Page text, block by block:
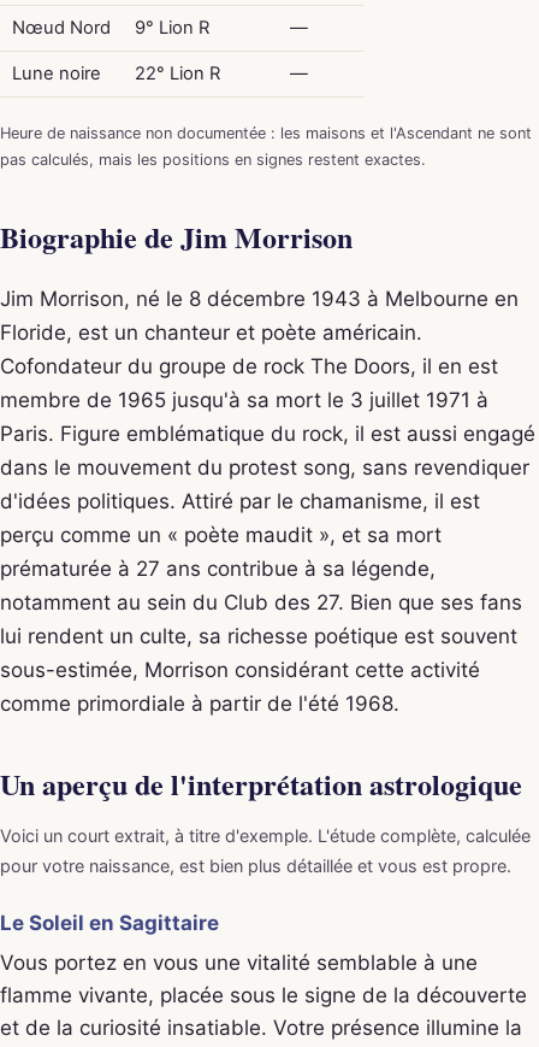
Nœud Nord 9° Lion R —
Lune noire 22° Lion R —
Heure de naissance non documentée : les maisons et l'Ascendant ne sont
pas calculés, mais les positions en signes restent exactes.
Biographie de Jim Morrison
Jim Morrison, né le 8 décembre 1943 à Melbourne en
Floride, est un chanteur et poète américain.
Cofondateur du groupe de rock The Doors, il en est
membre de 1965 jusqu'à sa mort le 3 juillet 1971 à
Paris. Figure emblématique du rock, il est aussi engagé
dans le mouvement du protest song, sans revendiquer
d'idées politiques. Attiré par le chamanisme, il est
perçu comme un « poète maudit », et sa mort
prématurée à 27 ans contribue à sa légende,
notamment au sein du Club des 27. Bien que ses fans
lui rendent un culte, sa richesse poétique est souvent
sous-estimée, Morrison considérant cette activité
comme primordiale à partir de l'été 1968.
Un aperçu de l'interprétation astrologique
Voici un court extrait, à titre d'exemple. L'étude complète, calculée
pour votre naissance, est bien plus détaillée et vous est propre.
Le Soleil en Sagittaire
Vous portez en vous une vitalité semblable à une
flamme vivante, placée sous le signe de la découverte
et de la curiosité insatiable. Votre présence illumine la